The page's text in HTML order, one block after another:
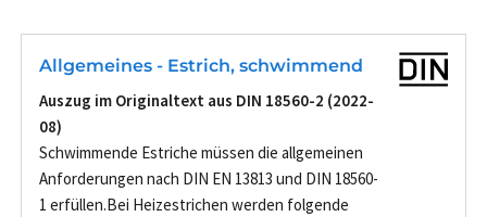
Allgemeines - Estrich, schwimmend
Auszug im Originaltext aus DIN 18560-2 (2022-
08)
Schwimmende Estriche müssen die allgemeinen
Anforderungen nach DIN EN 13813 und DIN 18560-
1 erfüllen.Bei Heizestrichen werden folgende